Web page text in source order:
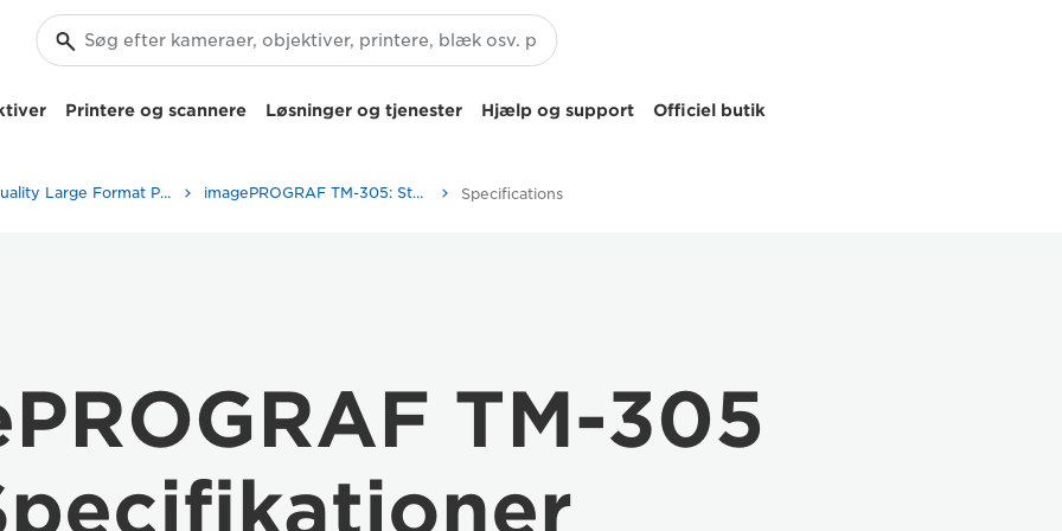
Printere og scannere Løsninger og tjenester Hjælp og support Officiel butik
High-Quality Large Format Printers for CAD/GIS and Stunning Graphics imagePROGRAF TM-305: Storformatprint i høj kvalitet Specifications
TM-305